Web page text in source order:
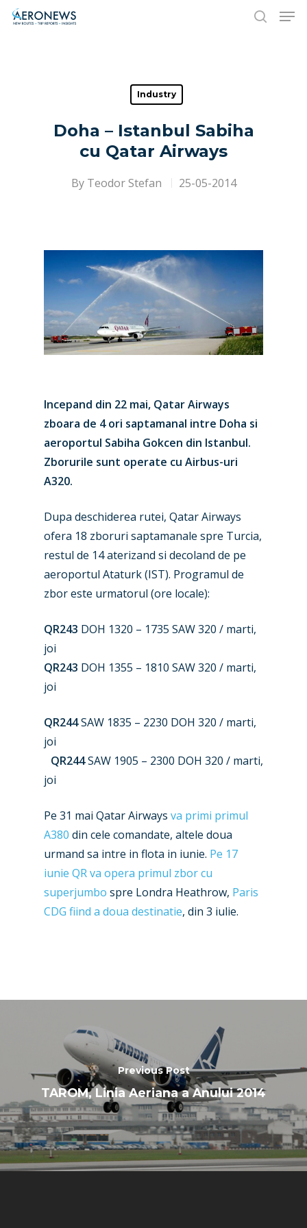
Hit enter to search or ESC to close
Industry
Doha – Istanbul Sabiha
cu Qatar Airways
By Teodor Stefan 25-05-2014
Incepand din 22 mai, Qatar Airways
zboara de 4 ori saptamanal intre Doha si
aeroportul Sabiha Gokcen din Istanbul.
Zborurile sunt operate cu Airbus-uri
A320.
Dupa deschiderea rutei, Qatar Airways
ofera 18 zboruri saptamanale spre Turcia,
restul de 14 aterizand si decoland de pe
aeroportul Ataturk (IST). Programul de
zbor este urmatorul (ore locale):
QR243 DOH 1320 – 1735 SAW 320 / marti,
joi
QR243 DOH 1355 – 1810 SAW 320 / marti,
joi
QR244SAW 1835 – 2230 DOH 320 / marti,
joi
QR244SAW 1905 – 2300 DOH 320 / marti,
joi
Pe 31 mai Qatar Airways va primi primul
A380 din cele comandate, altele doua
urmand sa intre in flota in iunie. Pe 17
iunie QR va opera primul zbor cu
superjumbo spre Londra Heathrow, Paris
CDG fiind a doua destinatie, din 3 iulie.
Previous Post
TAROM, Linia Aeriana a Anului 2014
Accidents / Incidents
Airshows
Paris 2025
Farnborough 2024
Farnborough 2022
Dubai 2019
Military
Trip Reports
Jobs
Contact